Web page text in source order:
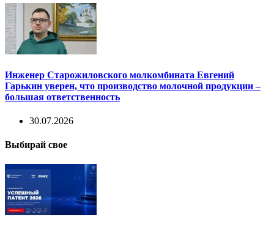
Инженер Старожиловского молкомбината Евгений
Гарькин уверен, что производство молочной продукции –
большая ответственность
30.07.2026
Выбирай свое